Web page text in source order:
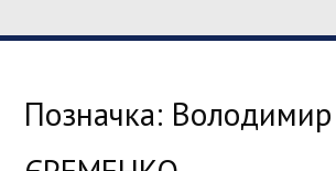
РА
Т
Позначка: Володимир